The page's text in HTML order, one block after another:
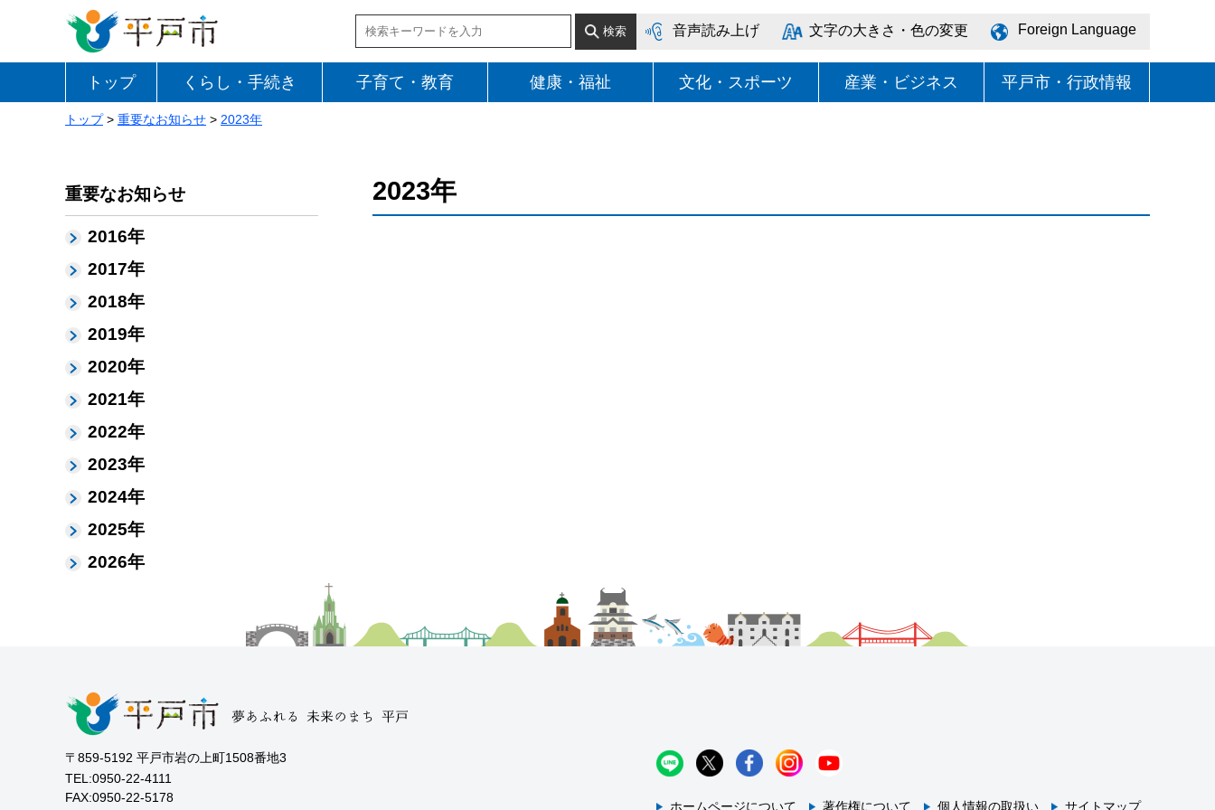
音声読み上げ 文字の大きさ・色の変更 Foreign Language
トップ くらし・手続き 子育て・教育 健康・福祉 文化・スポーツ 産業・ビジネス 平戸市・行政情報
トップ> 重要なお知らせ > 2023年
重要なお知らせ
2016年
2017年
2018年
2019年
2020年
2021年
2022年
2023年
2024年
2025年
2026年
2023年
〒859-5192 平戸市岩の上町1508番地3
TEL:0950-22-4111
FAX:0950-22-5178
ホームページについて 著作権について 個人情報の取扱い サイトマップ